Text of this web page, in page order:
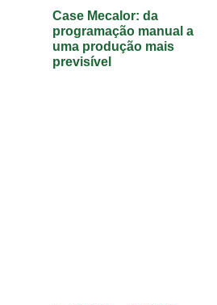
Case Mecalor: da
programação manual a
uma produção mais
previsível